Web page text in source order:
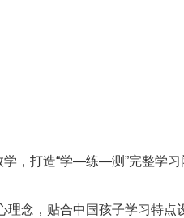
学，打造“学—练—测”完整学
理念，贴合中国孩子学习特点